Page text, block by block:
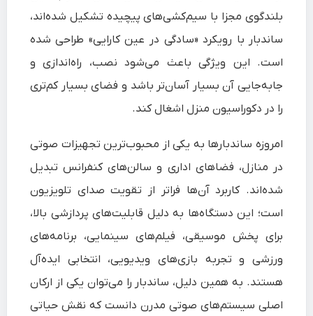
بلندگوی مجزا با سیم‌کشی‌های پیچیده تشکیل شده‌اند،
ساندبار با رویکرد «سادگی در عین کارایی» طراحی شده
است. این ویژگی باعث می‌شود نصب، راه‌اندازی و
جابه‌جایی آن بسیار آسان‌تر باشد و فضای بسیار کم‌تری
را در دکوراسیون منزل اشغال کند.
امروزه ساندبارها به یکی از محبوب‌ترین تجهیزات صوتی
در منازل، فضاهای اداری و سالن‌های کنفرانس تبدیل
شده‌اند. کاربرد آن‌ها فراتر از تقویت صدای تلویزیون
است؛ این دستگاه‌ها به دلیل قابلیت‌های پردازشی بالا،
برای پخش موسیقی، فیلم‌های سینمایی، برنامه‌های
ورزشی و تجربه بازی‌های ویدیویی، انتخابی ایده‌آل
هستند. به همین دلیل، ساندبار را می‌توان یکی از ارکان
اصلی سیستم‌های صوتی مدرن دانست که نقش حیاتی